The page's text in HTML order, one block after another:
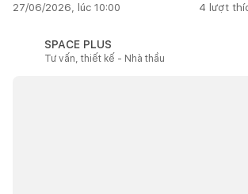
27/06/2026, lúc 10:00 4 lượt
SPACE PLUS
Tư vấn, thiết kế - Nhà thầu